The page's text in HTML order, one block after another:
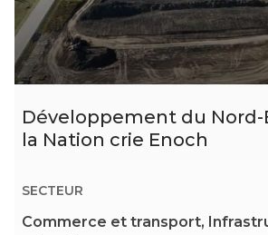
Développement du Nord-
la Nation crie Enoch
SECTEUR
Commerce et transport,